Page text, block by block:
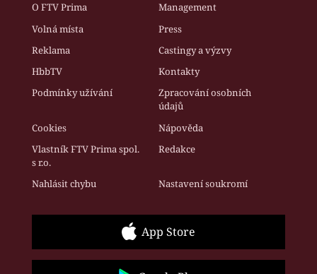
O FTV Prima
Management
Volná místa
Press
Reklama
Castingy a výzvy
HbbTV
Kontakty
Podmínky užívání
Zpracování osobních
údajů
Cookies
Nápověda
Vlastník FTV Prima spol.
s r.o.
Redakce
Nahlásit chybu Nastavení soukromí
App Store